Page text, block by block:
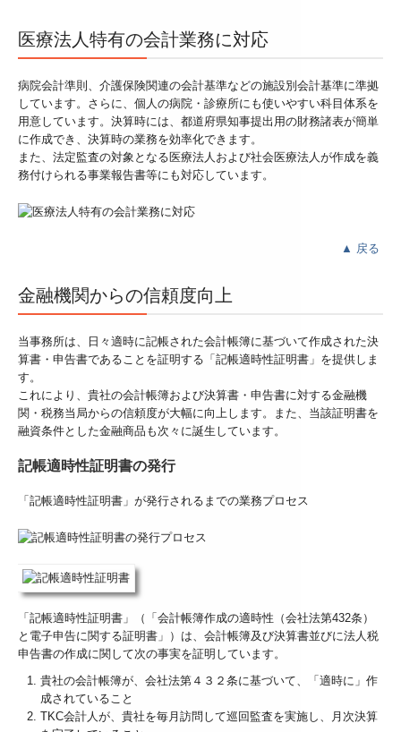
医療法人特有の会計業務に対応
病院会計準則、介護保険関連の会計基準などの施設別会計基準に準拠
しています。さらに、個人の病院・診療所にも使いやすい科目体系を
用意しています。決算時には、都道府県知事提出用の財務諸表が簡単
に作成でき、決算時の業務を効率化できます。
また、法定監査の対象となる医療法人および社会医療法人が作成を義
務付けられる事業報告書等にも対応しています。
▲ 戻る
金融機関からの信頼度向上
当事務所は、日々適時に記帳された会計帳簿に基づいて作成された決
算書・申告書であることを証明する「記帳適時性証明書」を提供しま
す。
これにより、貴社の会計帳簿および決算書・申告書に対する金融機
関・税務当局からの信頼度が大幅に向上します。また、当該証明書を
融資条件とした金融商品も次々に誕生しています。
記帳適時性証明書の発行
「記帳適時性証明書」が発行されるまでの業務プロセス
「記帳適時性証明書」（「会計帳簿作成の適時性（会社法第432条）
と電子申告に関する証明書」）は、会計帳簿及び決算書並びに法人税
申告書の作成に関して次の事実を証明しています。
貴社の会計帳簿が、会社法第４３２条に基づいて、「適時に」作
成されていること
TKC会計人が、貴社を毎月訪問して巡回監査を実施し、月次決算